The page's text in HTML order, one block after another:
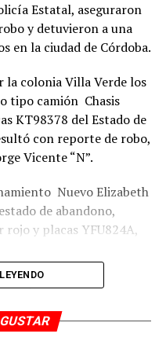
Estatal, aseguraron
y detuvieron a una
en la ciudad de Córdoba.
colonia Villa Verde los
tipo camión Chasis
KT98378 del Estado de
con reporte de robo,
Vicente “N”.
Nuevo Elizabeth
de abandono,
y placas YFU824A,
puestos a